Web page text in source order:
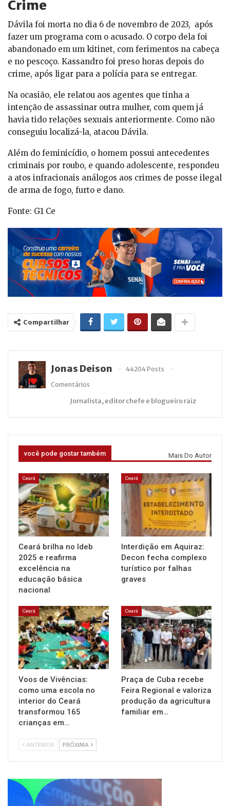
Crime
Dávila foi morta no dia 6 de novembro de 2023, após
fazer um programa com o acusado. O corpo dela foi
abandonado em um kitinet, com ferimentos na cabeça
e no pescoço. Kassandro foi preso horas depois do
crime, após ligar para a polícia para se entregar.
Na ocasião, ele relatou aos agentes que tinha a
intenção de assassinar outra mulher, com quem já
havia tido relações sexuais anteriormente. Como não
conseguiu localizá-la, atacou Dávila.
Além do feminicídio, o homem possui antecedentes
criminais por roubo, e quando adolescente, respondeu
a atos infracionais análogos aos crimes de posse ilegal
de arma de fogo, furto e dano.
Fonte: G1 Ce
Compartilhar
Jonas Deison
44204 Posts
Comentários
Jornalista, editor chefe e blogueiro raiz
você pode gostar também Mais Do Autor
Ceará
Ceará brilha no Ideb
2025 e reafirma
excelência na
educação básica
nacional
Ceará
Interdição em Aquiraz:
Decon fecha complexo
turístico por falhas
graves
Ceará
Voos de Vivências:
como uma escola no
interior do Ceará
transformou 165
crianças em…
Ceará
Praça de Cuba recebe
Feira Regional e valoriza
produção da agricultura
familiar em…
ANTERIOR PRÓXIMA